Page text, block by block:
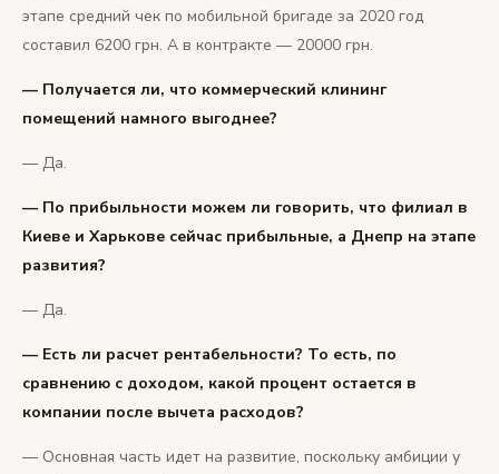
этапе средний чек по мобильной бригаде за 2020 год
составил 6200 грн. А в контракте — 20000 грн.
— Получается ли, что коммерческий клининг
помещений намного выгоднее?
— Да.
— По прибыльности можем ли говорить, что филиал в
Киеве и Харькове сейчас прибыльные, а Днепр на этапе
развития?
— Да.
— Есть ли расчет рентабельности? То есть, по
сравнению с доходом, какой процент остается в
компании после вычета расходов?
— Основная часть идет на развитие, поскольку амбиции у